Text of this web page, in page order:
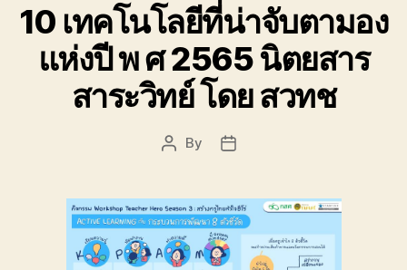
10 เทคโนโลยีที่น่าจับตามอง
แห่งปี พ ศ 2565 นิตยสาร
สาระวิทย์ โดย สวทช
Post
By
Post